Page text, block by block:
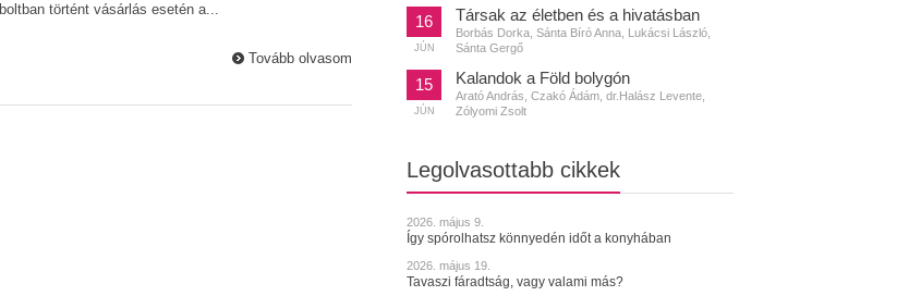
boltban történt vásárlás esetén a...
Tovább olvasom
16
JÚN
Társak az életben és a hivatásban
Borbás Dorka, Sánta Bíró Anna, Lukácsi László,
Sánta Gergő
15
JÚN
Kalandok a Föld bolygón
Arató András, Czakó Ádám, dr.Halász Levente,
Zólyomi Zsolt
Legolvasottabb cikkek
2026. május 9.
Így spórolhatsz könnyedén időt a konyhában
2026. május 19.
Tavaszi fáradtság, vagy valami más?